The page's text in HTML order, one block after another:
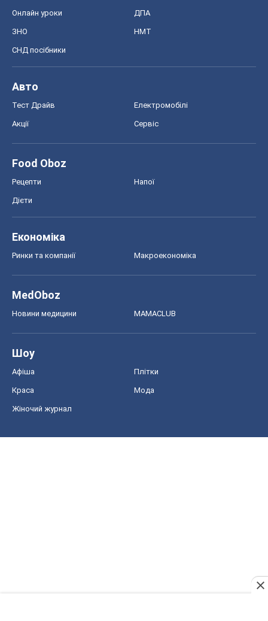
Онлайн уроки ДПА
ЗНО НМТ
СНД посібники
Авто
Тест Драйв Електромобілі
Акції Сервіс
Food Oboz
Рецепти Напої
Дієти
Економіка
Ринки та компанії Макроекономіка
MedOboz
Новини медицини MAMACLUB
Шоу
Афіша Плітки
Краса Мода
Жіночий журнал